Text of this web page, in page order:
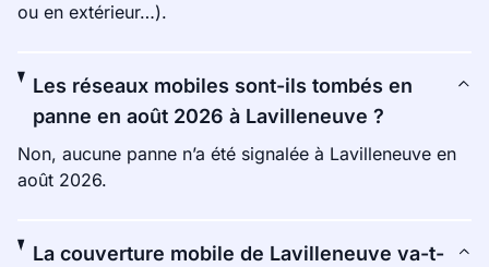
ou en extérieur…).
Les réseaux mobiles sont-ils tombés en
panne en août 2026 à Lavilleneuve ?
Non, aucune panne n’a été signalée à Lavilleneuve en
août 2026.
La couverture mobile de Lavilleneuve va-t-